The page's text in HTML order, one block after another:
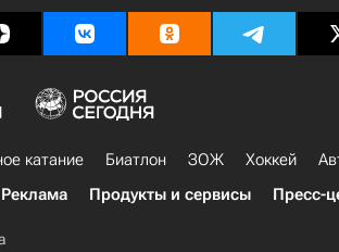
катание Биатлон ЗОЖ Хоккей
Реклама Продукты и сервисы Пресс-